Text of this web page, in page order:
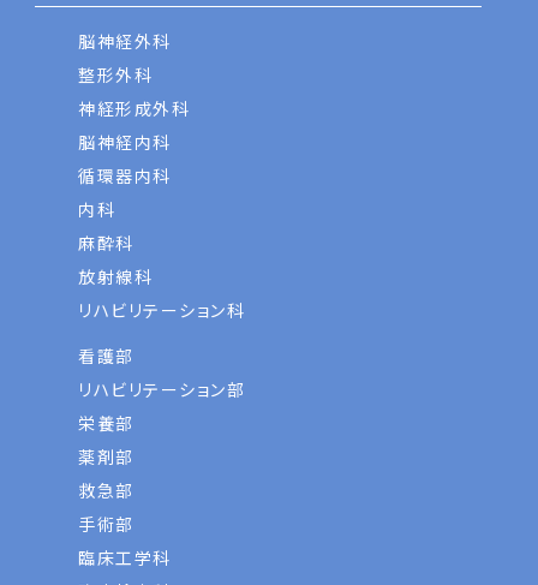
脳神経外科
整形外科
神経形成外科
脳神経内科
循環器内科
内科
麻酔科
放射線科
リハビリテーション科
看護部
リハビリテーション部
栄養部
薬剤部
救急部
手術部
臨床工学科